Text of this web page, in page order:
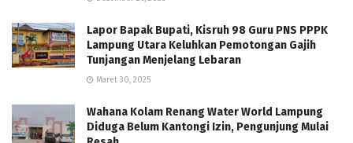
Lapor Bapak Bupati, Kisruh 98 Guru PNS PPPK
Lampung Utara Keluhkan Pemotongan Gajih
Tunjangan Menjelang Lebaran
Maret 30, 2025
Wahana Kolam Renang Water World Lampung
Diduga Belum Kantongi Izin, Pengunjung Mulai